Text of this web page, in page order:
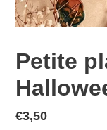
Petite
€3,50